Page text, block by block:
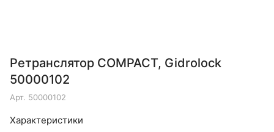
Ретранслятор COMPACT, Gidrolock
50000102
Арт. 50000102
Характеристики